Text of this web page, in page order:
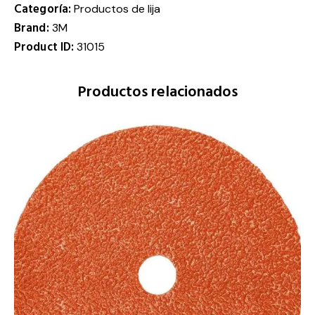
Categoría:Productos de lija
Brand: 3M
Product ID:31015
Productos relacionados